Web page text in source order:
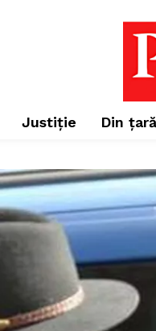
Justiție Din țară